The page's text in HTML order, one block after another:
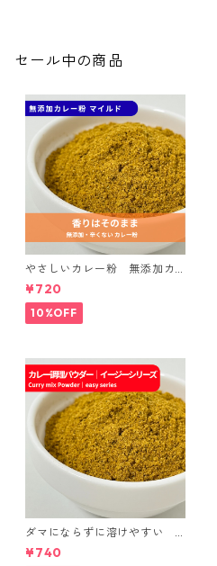
セール中の商品
やさしいカレー粉 無添加カ
レー粉 マイルド｜spice room
スパイスセット
¥720
10%OFF
ダマにならずに溶けやすい
カレー調理パウダー マイル
ド｜spice roomイージーシリ
¥740